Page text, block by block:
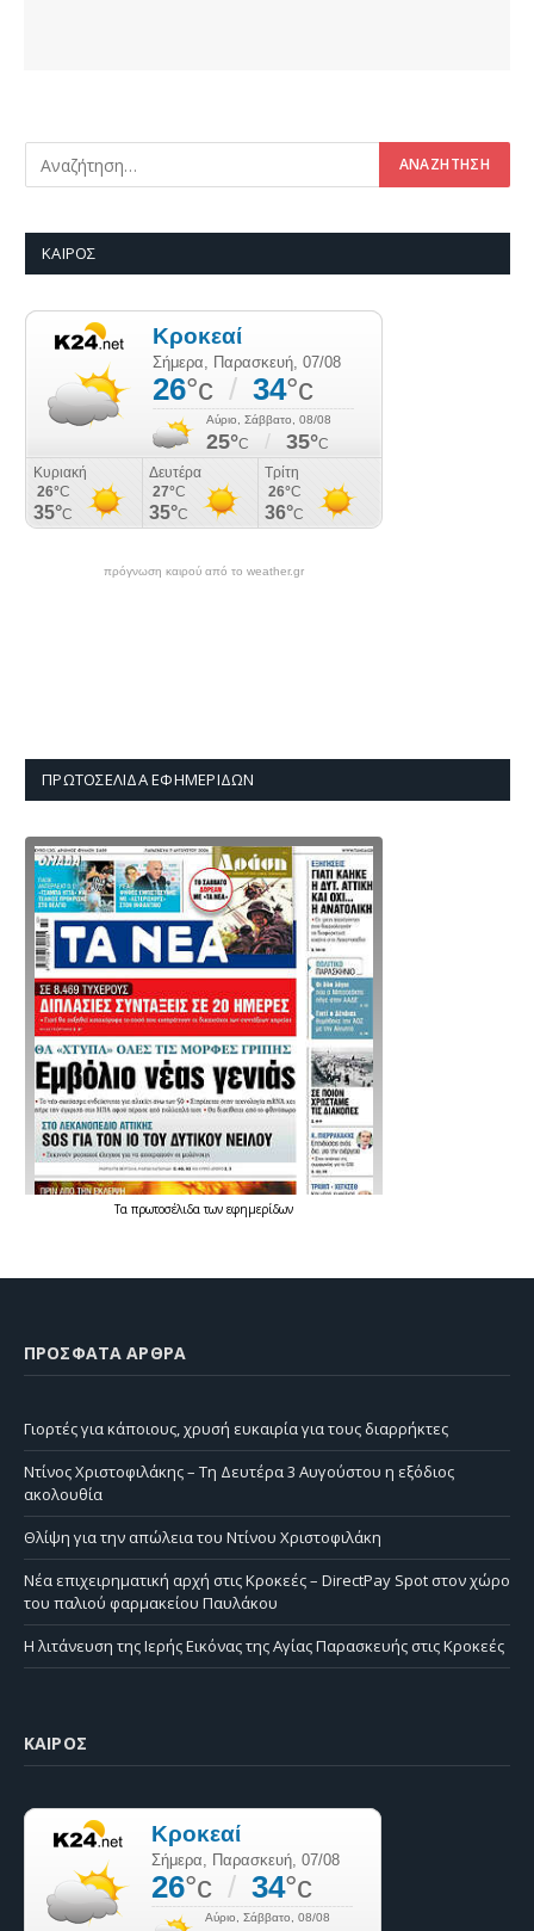
ΚΑΙΡΌΣ
πρόγνωση καιρού από το weather.gr
ΠΡΩΤΟΣΈΛΙΔΑ ΕΦΗΜΕΡΊΔΩΝ
Τα πρωτοσέλιδατων εφημερίδων
ΠΡΌΣΦΑΤΑ ΆΡΘΡΑ
Γιορτές για κάποιους, χρυσή ευκαιρία για τους διαρρήκτες
Ντίνος Χριστοφιλάκης – Τη Δευτέρα 3 Αυγούστου η εξόδιος
ακολουθία
Θλίψη για την απώλεια του Ντίνου Χριστοφιλάκη
Νέα επιχειρηματική αρχή στις Κροκεές – DirectPay Spot στον χώρο
του παλιού φαρμακείου Παυλάκου
Η λιτάνευση της Ιερής Εικόνας της Αγίας Παρασκευής στις Κροκεές
ΚΑΙΡΌΣ